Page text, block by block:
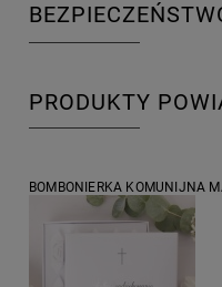
PRODUKTY
BOMBONIERKA KOMUNIJNA